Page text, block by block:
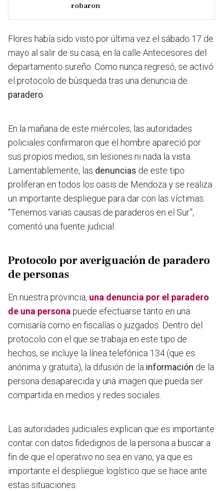
robaron
Flores había sido visto por última vez el sábado 17 de
mayo al salir de su casa, en la calle Antecesores del
departamento sureño. Como nunca regresó, se activó
el protocolo de búsqueda tras una denuncia de
paradero
En la mañana de este miércoles, las autoridades
policiales confirmaron que el hombre apareció por
sus propios medios, sin lesiones ni nada la vista.
Lamentablemente, las denuncias de este tipo
proliferan en todos los oasis de Mendoza y se realiza
un importante despliegue para dar con las víctimas.
“Tenemos varias causas de paraderos en el Sur”,
comentó una fuente judicial.
Protocolo por averiguación de paradero
de personas
En nuestra provincia, una denuncia por el paradero
de una persona puede efectuarse tanto en una
comisaría como en fiscalías o juzgados. Dentro del
protocolo con el que se trabaja en este tipo de
hechos, se incluye la línea telefónica 134 (que es
anónima y gratuita), la difusión de la información de la
persona desaparecida y una imagen que pueda ser
compartida en medios y redes sociales.
Las autoridades judiciales explican que es importante
contar con datos fidedignos de la persona a buscar a
fin de que el operativo no sea en vano, ya que es
importante el despliegue logístico que se hace ante
estas situaciones.